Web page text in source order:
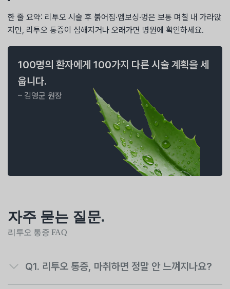
한 줄 요약: 리투오 시술 후 붉어짐·엠보싱·멍은 보통 며칠 내 가라앉
지만, 리투오 통증이 심해지거나 오래가면 병원에 확인하세요.
100명의 환자에게 100가지 다른 시술 계획을 세
웁니다.
– 김영균 원장
자주 묻는 질문.
리투오 통증 FAQ
Q1. 리투오 통증, 마취하면 정말 안 느껴지나요?